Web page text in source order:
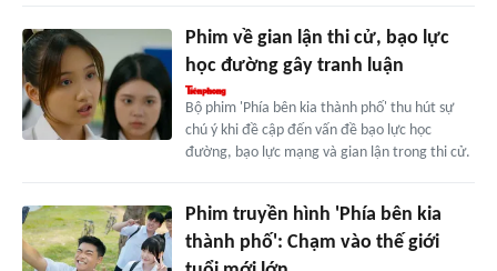
Phim về gian lận thi cử, bạo lực
học đường gây tranh luận
Bộ phim 'Phía bên kia thành phố' thu hút sự
chú ý khi đề cập đến vấn đề bạo lực học
đường, bạo lực mạng và gian lận trong thi cử.
Phim truyền hình 'Phía bên kia
thành phố': Chạm vào thế giới